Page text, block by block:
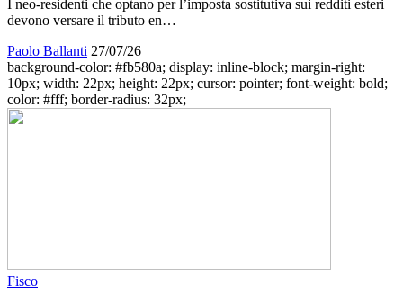
I neo-residenti che optano per l’imposta sostitutiva sui redditi esteri
devono versare il tributo en…
Paolo Ballanti 27/07/26
background-color: #fb580a; display: inline-block; margin-right:
10px; width: 22px; height: 22px; cursor: pointer; font-weight: bold;
color: #fff; border-radius: 32px;
Fisco